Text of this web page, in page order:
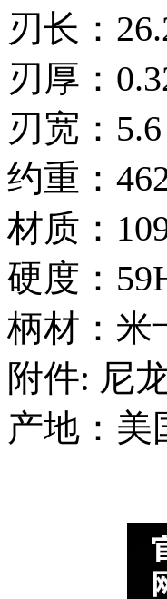
刃长：
刃厚：
刃宽：5.6
约重：
材质：
硬度：
柄材：米
附件: 尼
产地：美